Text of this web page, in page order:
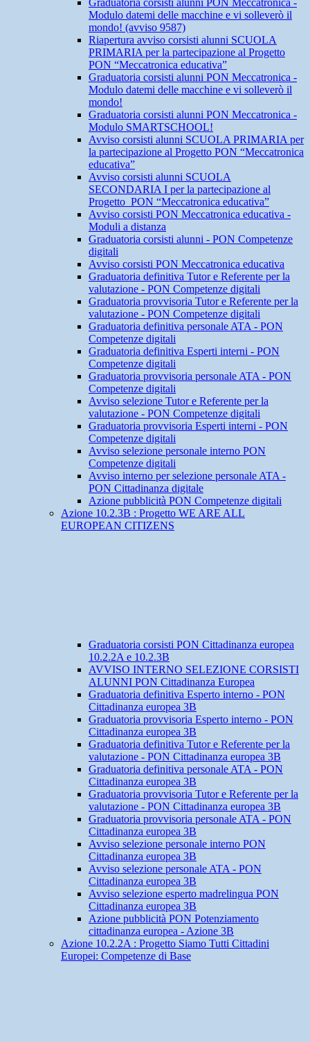
Graduatoria corsisti alunni PON Meccatronica -
Modulo datemi delle macchine e vi solleverò il
mondo! (avviso 9587)
Riapertura avviso corsisti alunni SCUOLA
PRIMARIA per la partecipazione al Progetto
PON “Meccatronica educativa”
Graduatoria corsisti alunni PON Meccatronica -
Modulo datemi delle macchine e vi solleverò il
mondo!
Graduatoria corsisti alunni PON Meccatronica -
Modulo SMARTSCHOOL!
Avviso corsisti alunni SCUOLA PRIMARIA per
la partecipazione al Progetto PON “Meccatronica
educativa”
Avviso corsisti alunni SCUOLA
SECONDARIA I per la partecipazione al
Progetto PON “Meccatronica educativa”
Avviso corsisti PON Meccatronica educativa -
Moduli a distanza
Graduatoria corsisti alunni - PON Competenze
digitali
Avviso corsisti PON Meccatronica educativa
Graduatoria definitiva Tutor e Referente per la
valutazione - PON Competenze digitali
Graduatoria provvisoria Tutor e Referente per la
valutazione - PON Competenze digitali
Graduatoria definitiva personale ATA - PON
Competenze digitali
Graduatoria definitiva Esperti interni - PON
Competenze digitali
Graduatoria provvisoria personale ATA - PON
Competenze digitali
Avviso selezione Tutor e Referente per la
valutazione - PON Competenze digitali
Graduatoria provvisoria Esperti interni - PON
Competenze digitali
Avviso selezione personale interno PON
Competenze digitali
Avviso interno per selezione personale ATA -
PON Cittadinanza digitale
Azione pubblicità PON Competenze digitali
Azione 10.2.3B : Progetto WE ARE ALL
EUROPEAN CITIZENS
Graduatoria corsisti PON Cittadinanza europea
10.2.2A e 10.2.3B
AVVISO INTERNO SELEZIONE CORSISTI
ALUNNI PON Cittadinanza Europea
Graduatoria definitiva Esperto interno - PON
Cittadinanza europea 3B
Graduatoria provvisoria Esperto interno - PON
Cittadinanza europea 3B
Graduatoria definitiva Tutor e Referente per la
valutazione - PON Cittadinanza europea 3B
Graduatoria definitiva personale ATA - PON
Cittadinanza europea 3B
Graduatoria provvisoria Tutor e Referente per la
valutazione - PON Cittadinanza europea 3B
Graduatoria provvisoria personale ATA - PON
Cittadinanza europea 3B
Avviso selezione personale interno PON
Cittadinanza europea 3B
Avviso selezione personale ATA - PON
Cittadinanza europea 3B
Avviso selezione esperto madrelingua PON
Cittadinanza europea 3B
Azione pubblicità PON Potenziamento
cittadinanza europea - Azione 3B
Azione 10.2.2A : Progetto Siamo Tutti Cittadini
Europei: Competenze di Base